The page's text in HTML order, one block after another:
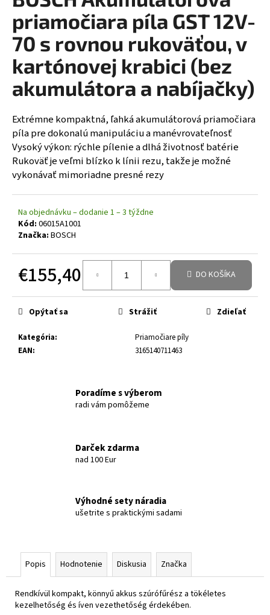
priamočiara píla GST 12V-
70 s rovnou rukoväťou, v
kartónovej krabici (bez
akumulátora a nabíjačky)
Extrémne kompaktná, ľahká akumulátorová priamočiara
píla pre dokonalú manipuláciu a manévrovateľnosť
Vysoký výkon: rýchle pílenie a dlhá životnosť batérie
Rukoväť je veľmi blízko k línii rezu, takže je možné
vykonávať mimoriadne presné rezy
Na objednávku – dodanie 1 – 3 týždne
Kód: 06015A1001
Značka: BOSCH
€155,40 DO KOŠÍKA
Kategória:
Priamočiare píly
EAN: 3165140711463
Opýtať sa Strážiť Zdieľať
Poradíme s výberom
radi vám pomôžeme
Darček zdarma
nad 100 Eur
Výhodné sety náradia
ušetrite s praktickými sadami
Popis Hodnotenie Diskusia Značka
Rendkívül kompakt, könnyű akkus szúrófűrész a tökéletes
kezelhetőség és íven vezethetőség érdekében.
á
j
s
ť
?
HĽADAŤ